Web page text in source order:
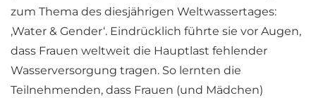
zum Thema des diesjährigen Weltwassertages:
‚Water & Gender‘. Eindrücklich führte sie vor Augen,
dass Frauen weltweit die Hauptlast fehlender
Wasserversorgung tragen. So lernten die
Teilnehmenden, dass Frauen (und Mädchen)